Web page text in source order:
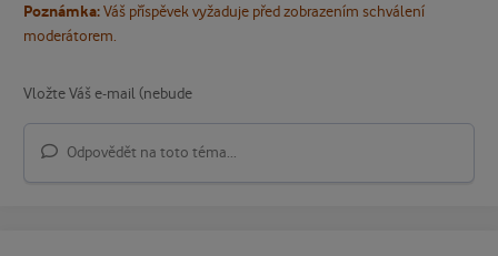
Poznámka:Váš příspěvek vyžaduje před zobrazením schválení
moderátorem.
Odpovědět na toto téma...